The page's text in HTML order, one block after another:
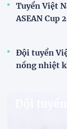
V.League
VPF chính